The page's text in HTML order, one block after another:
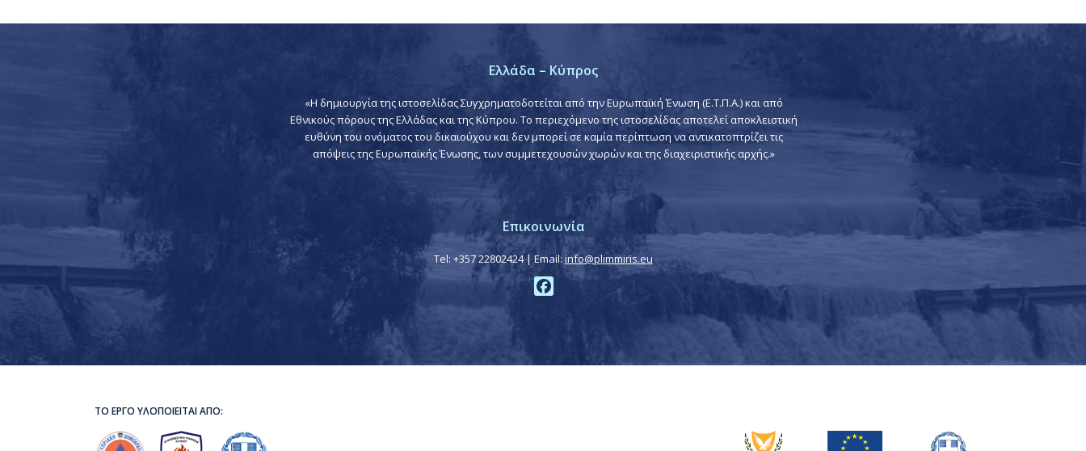
Ελλάδα – Κύπρος
«Η δημιουργία της ιστοσελίδας Συγχρηματοδοτείται από την Ευρωπαϊκή Ένωση (Ε.Τ.Π.Α.) και από
Εθνικούς πόρους της Ελλάδας και της Κύπρου. Το περιεχόμενο της ιστοσελίδας αποτελεί αποκλειστική
ευθύνη του ονόματος του δικαιούχου και δεν μπορεί σε καμία περίπτωση να αντικατοπτρίζει τις
απόψεις της Ευρωπαϊκής Ένωσης, των συμμετεχουσών χωρών και της διαχειριστικής αρχής.»
Επικοινωνία
Tel: +357 22802424 | Email:info@plimmiris.eu
Facebook
ΤΟ ΕΡΓΟ ΥΛΟΠΟΙΕΙΤΑΙ ΑΠΟ: